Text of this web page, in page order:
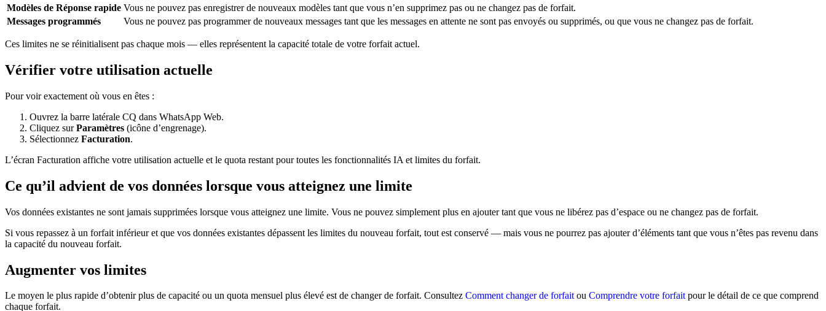
Modèles de Réponse rapide Vous ne pouvez pas enregistrer de nouveaux modèles tant que vous n’en supprimez pas ou ne changez pas de forfait.
Messages programmés
Vous ne pouvez pas programmer de nouveaux messages tant que les messages en attente ne sont pas envoyés ou supprimés, ou que vous ne changez pas de forfait.
Ces limites ne se réinitialisent pas chaque mois — elles représentent la capacité totale de votre forfait actuel.
Vérifier votre utilisation actuelle
Pour voir exactement où vous en êtes :
Ouvrez la barre latérale CQ dans WhatsApp Web.
Cliquez surParamètres (icône d’engrenage).
Sélectionnez Facturation.
L’écran Facturation affiche votre utilisation actuelle et le quota restant pour toutes les fonctionnalités IA et limites du forfait.
Ce qu’il advient de vos données lorsque vous atteignez une limite
Vos données existantes ne sont jamais supprimées lorsque vous atteignez une limite. Vous ne pouvez simplement plus en ajouter tant que vous ne libérez pas d’espace ou ne changez pas de forfait.
Si vous repassez à un forfait inférieur et que vos données existantes dépassent les limites du nouveau forfait, tout est conservé — mais vous ne pourrez pas ajouter d’éléments tant que vous n’êtes pas revenu dans
la capacité du nouveau forfait.
Augmenter vos limites
Le moyen le plus rapide d’obtenir plus de capacité ou un quota mensuel plus élevé est de changer de forfait. Consultez Comment changer de forfaitou Comprendre votre forfaitpour le détail de ce que comprend
chaque forfait.